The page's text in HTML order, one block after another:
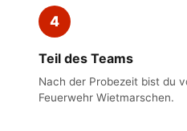
4
Teil des Teams
Nach der Probezeit bist du
Feuerwehr Wietmarschen.